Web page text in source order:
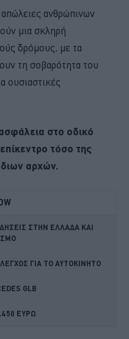
απώλειες ανθρώπινων
μια σκληρή
δρόμους, με τα
τη σοβαρότητα του
ουσιαστικές
στο οδικό
τόσο της
αρχών.
ΣΤΗΝ ΕΛΛΑΔΑ ΚΑΙ
ΓΙΑ ΤΟ ΑΥΤΟΚΙΝΗΤΟ
GLB
ΕΥΡΩ